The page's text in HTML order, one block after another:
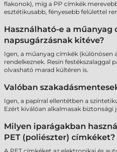
flakonok), míg a PP címkék
esztétikusabb, fényesebb felülettel
Használható-e a műanyag
napsugárzásnak kitéve?
Igen, a műanyag címkék (különösen
rendelkeznek. Resin festékszalaggal
olvasható marad kültéren is.
Valóban
Igen, a papírral ellentétben a
Ezért kiválóan alkalmasak biztonsági
Milyen iparágakban
PET (poliészter) címkéket?